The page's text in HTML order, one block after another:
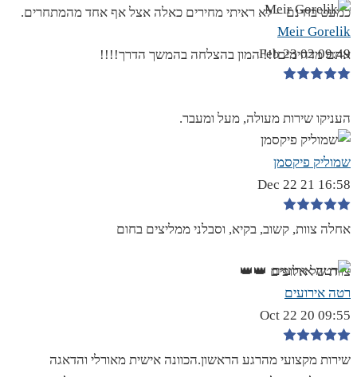
כמעט בחינם – לא ראיתי מחירים כאלה אצל אף אחד מהמתחרים.
אתם מדהימים!!! המון בהצלחה בהמשך הדרך!!!!
Meir Gorelik
09:49 02 Feb 23
העניקו שירות מעולה, מעל ומעבר.
שמוליק פיקסמן
16:58 21 Dec 22
אחלה צוות, קשוב, בקיא, וסבלני ממליצים בחום
צוות של אלופים 👑👑
רטה אירועים
09:55 20 Oct 22
שירות מקצועי מהרגע הראשון.הכוונה אישית מאורלי והדאגה